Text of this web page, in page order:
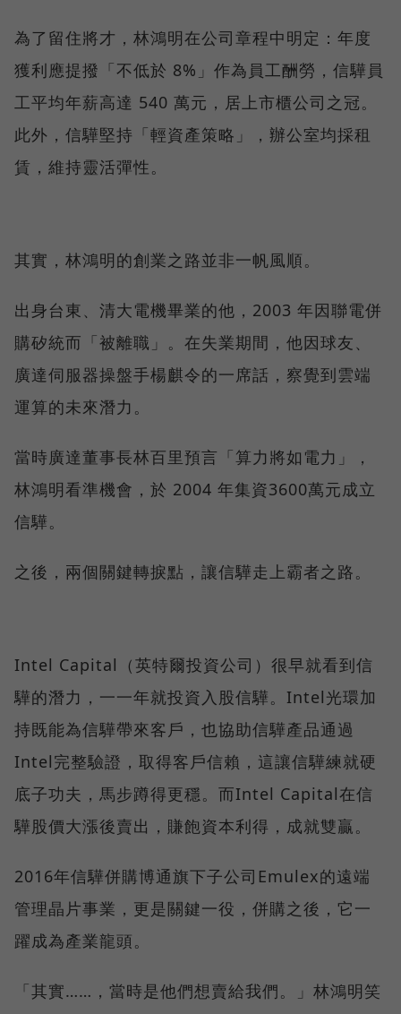
為了留住將才，林鴻明在公司章程中明定：年度
獲利應提撥「不低於 8%」作為員工酬勞，信驊員
工平均年薪高達 540 萬元，居上市櫃公司之冠。
此外，信驊堅持「輕資產策略」，辦公室均採租
賃，維持靈活彈性。
其實，林鴻明的創業之路並非一帆風順。
出身台東、清大電機畢業的他，2003 年因聯電併
購矽統而「被離職」。在失業期間，他因球友、
廣達伺服器操盤手楊麒令的一席話，察覺到雲端
運算的未來潛力。
當時廣達董事長林百里預言「算力將如電力」，
林鴻明看準機會，於 2004 年集資3600萬元成立
信驊。
之後，兩個關鍵轉捩點，讓信驊走上霸者之路。
Intel Capital（英特爾投資公司）很早就看到信
驊的潛力，一一年就投資入股信驊。Intel光環加
持既能為信驊帶來客戶，也協助信驊產品通過
Intel完整驗證，取得客戶信賴，這讓信驊練就硬
底子功夫，馬步蹲得更穩。而Intel Capital在信
驊股價大漲後賣出，賺飽資本利得，成就雙贏。
2016年信驊併購博通旗下子公司Emulex的遠端
管理晶片事業，更是關鍵一役，併購之後，它一
躍成為產業龍頭。
「其實……，當時是他們想賣給我們。」林鴻明笑